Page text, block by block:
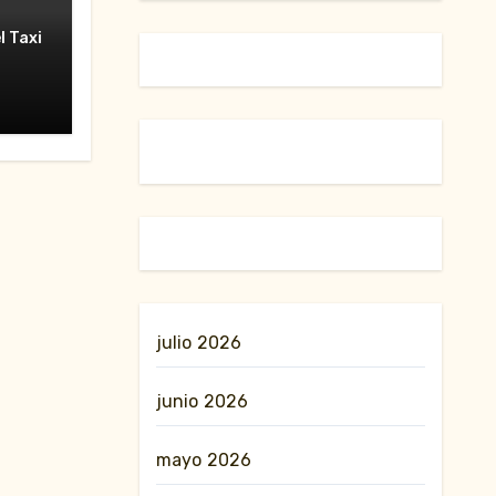
Taxi
julio 2026
junio 2026
mayo 2026